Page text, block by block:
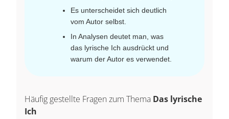
Es unterscheidet sich deutlich
vom Autor selbst.
In Analysen deutet man, was
das lyrische Ich ausdrückt und
warum der Autor es verwendet.
Häufig gestellte Fragen zum Thema Das lyrische
Ich